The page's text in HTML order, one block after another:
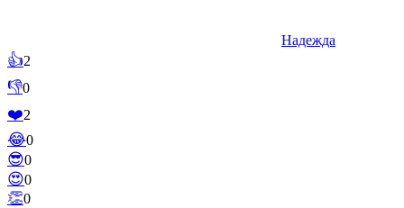
Надежда
👍2
👎0
❤️2
😂0
😎0
😍0
👏0